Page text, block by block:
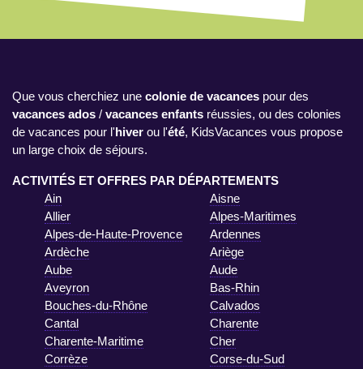
Que vous cherchiez une colonie de vacances pour des
vacances ados / vacances enfants réussies, ou des colonies
de vacances pour l'hiver ou l'été, KidsVacances vous propose
un large choix de séjours.
ACTIVITÉS ET OFFRES PAR DÉPARTEMENTS
Ain
Aisne
Allier
Alpes-Maritimes
Alpes-de-Haute-Provence
Ardennes
Ardèche
Ariège
Aube
Aude
Aveyron
Bas-Rhin
Bouches-du-Rhône
Calvados
Cantal
Charente
Charente-Maritime
Cher
Corrèze
Corse-du-Sud